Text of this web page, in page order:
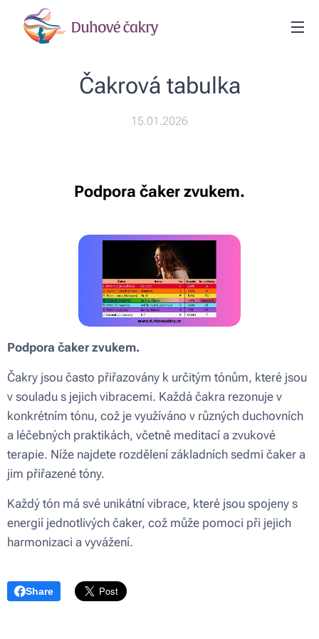
Čakrová tabulka
15.01.2026
Podpora čaker zvukem.
Podpora čaker zvukem.
Čakry jsou často přiřazovány k určitým tónům, které jsou
v souladu s jejich vibracemi. Každá čakra rezonuje v
konkrétním tónu, což je využíváno v různých duchovních
a léčebných praktikách, včetně meditací a zvukové
terapie. Níže najdete rozdělení základních sedmi čaker a
jim přiřazené tóny.
Každý tón má své unikátní vibrace, které jsou spojeny s
energií jednotlivých čaker, což může pomoci při jejich
harmonizaci a vyvážení.
Share